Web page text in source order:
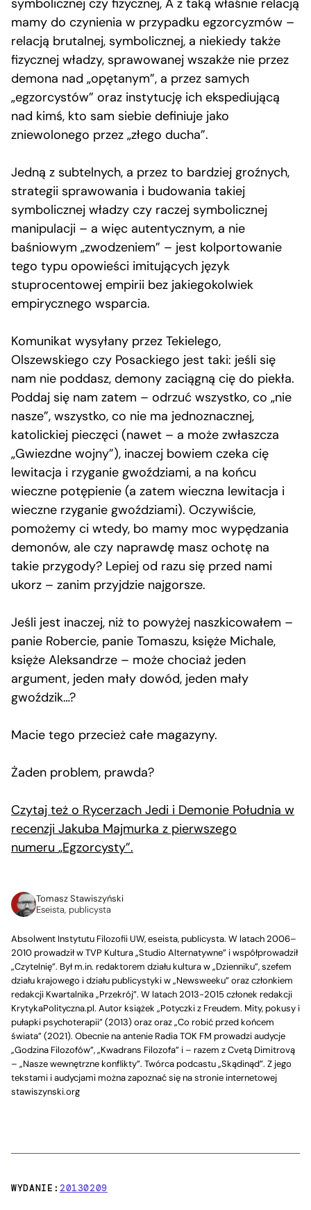
symbolicznej czy fizycznej, A z taką właśnie relacją
mamy do czynienia w przypadku egzorcyzmów –
relacją brutalnej, symbolicznej, a niekiedy także
fizycznej władzy, sprawowanej wszakże nie przez
demona nad „opętanym”, a przez samych
„egzorcystów” oraz instytucję ich ekspediującą
nad kimś, kto sam siebie definiuje jako
zniewolonego przez „złego ducha”.
Jedną z subtelnych, a przez to bardziej groźnych,
strategii sprawowania i budowania takiej
symbolicznej władzy czy raczej symbolicznej
manipulacji – a więc autentycznym, a nie
baśniowym „zwodzeniem” – jest kolportowanie
tego typu opowieści imitujących język
stuprocentowej empirii bez jakiegokolwiek
empirycznego wsparcia.
Komunikat wysyłany przez Tekielego,
Olszewskiego czy Posackiego jest taki: jeśli się
nam nie poddasz, demony zaciągną cię do piekła.
Poddaj się nam zatem – odrzuć wszystko, co „nie
nasze”, wszystko, co nie ma jednoznacznej,
katolickiej pieczęci (nawet – a może zwłaszcza
„Gwiezdne wojny”), inaczej bowiem czeka cię
lewitacja i rzyganie gwoździami, a na końcu
wieczne potępienie (a zatem wieczna lewitacja i
wieczne rzyganie gwoździami). Oczywiście,
pomożemy ci wtedy, bo mamy moc wypędzania
demonów, ale czy naprawdę masz ochotę na
takie przygody? Lepiej od razu się przed nami
ukorz – zanim przyjdzie najgorsze.
Jeśli jest inaczej, niż to powyżej naszkicowałem –
panie Robercie, panie Tomaszu, księże Michale,
księże Aleksandrze – może chociaż jeden
argument, jeden mały dowód, jeden mały
gwoździk…?
Macie tego przecież całe magazyny.
Żaden problem, prawda?
Czytaj też o Rycerzach Jedi i Demonie Południa w
recenzji Jakuba Majmurka z pierwszego
numeru „Egzorcysty”.
Tomasz Stawiszyński
Eseista, publicysta
Absolwent Instytutu Filozofii UW, eseista, publicysta. W latach 2006–
2010 prowadził w TVP Kultura „Studio Alternatywne” i współprowadził
„Czytelnię”. Był m.in. redaktorem działu kultura w „Dzienniku”, szefem
działu krajowego i działu publicystyki w „Newsweeku” oraz członkiem
redakcji Kwartalnika „Przekrój”. W latach 2013-2015 członek redakcji
KrytykaPolityczna.pl. Autor książek „Potyczki z Freudem. Mity, pokusy i
pułapki psychoterapii” (2013) oraz oraz „Co robić przed końcem
świata” (2021). Obecnie na antenie Radia TOK FM prowadzi audycje
„Godzina Filozofów”, „Kwadrans Filozofa” i – razem z Cvetą Dimitrovą
– „Nasze wewnętrzne konflikty”. Twórca podcastu „Skądinąd”. Z jego
tekstami i audycjami można zapoznać się na stronie internetowej
stawiszynski.org
WYDANIE:20130209